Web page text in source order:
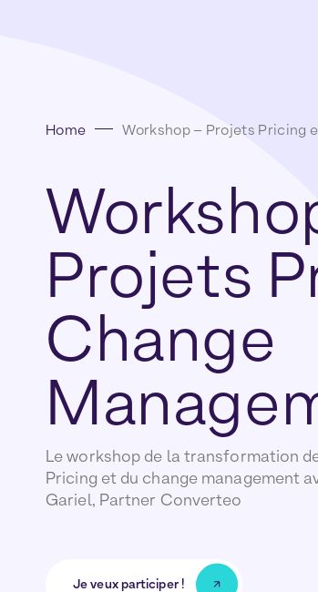
Home
Projets
Change
Le workshop de la transformation
Pricing et du change management
Gariel, Partner Converteo
Je veux participer !